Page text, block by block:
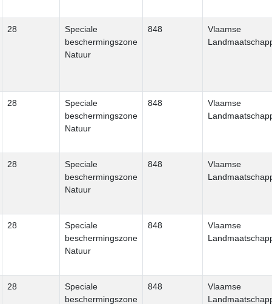
28
Speciale
beschermingszone
Natuur
848
Vlaamse
28
Speciale
beschermingszone
Natuur
848
Vlaamse
28
Speciale
beschermingszone
Natuur
848
Vlaamse
28
Speciale
beschermingszone
Natuur
848
Vlaamse
28
Speciale
beschermingszone
848
Vlaamse